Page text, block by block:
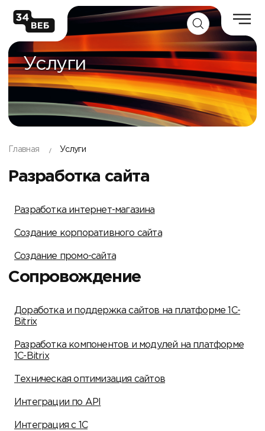
Услуги
Главная Услуги
Разработка сайта
Разработка интернет-магазина
Создание корпоративного сайта
Создание промо-сайта
Сопровождение
Доработка и поддержка сайтов на платформе 1C-
Bitrix
Разработка компонентов и модулей на платформе
1C-Bitrix
Техническая оптимизация сайтов
Интеграции по API
Интеграция с 1С